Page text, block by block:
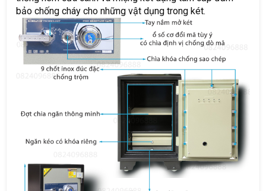
bảo chống cháy cho những vật dụng trong két.